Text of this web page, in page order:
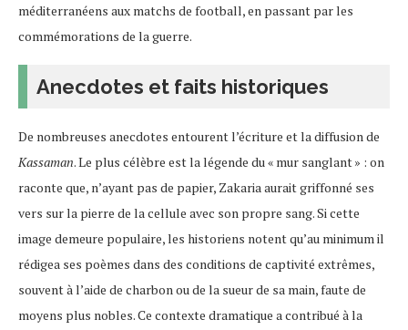
méditerranéens aux matchs de football, en passant par les
commémorations de la guerre.
Anecdotes et faits historiques
De nombreuses anecdotes entourent l’écriture et la diffusion de
Kassaman. Le plus célèbre est la légende du « mur sanglant » : on
raconte que, n’ayant pas de papier, Zakaria aurait griffonné ses
vers sur la pierre de la cellule avec son propre sang​. Si cette
image demeure populaire, les historiens notent qu’au minimum il
rédigea ses poèmes dans des conditions de captivité extrêmes,
souvent à l’aide de charbon ou de la sueur de sa main, faute de
moyens plus nobles. Ce contexte dramatique a contribué à la